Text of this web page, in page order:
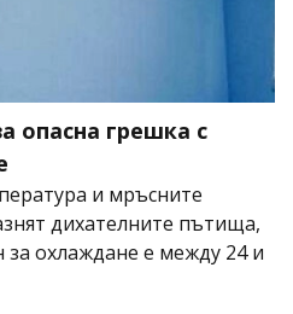
опасна грешка с
и мръсните
дихателните пътища,
охлаждане е между 24 и